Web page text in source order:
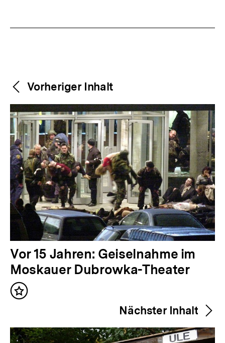
Weitere
Inhalte
Content-
Navigation
Vorheriger Inhalt
V
o
r
h
r
Vor 15 Jahren: Geiselnahme im
Moskauer Dubrowka-Theater
Inhalt
Nächster Inhalt